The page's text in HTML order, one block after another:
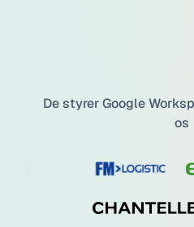
De styrer Google
os